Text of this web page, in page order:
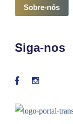
Sobre-nós
Siga-nos